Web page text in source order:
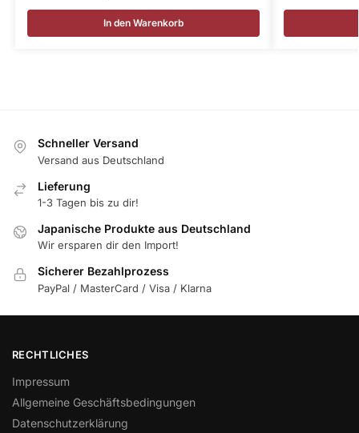
In den Warenkorb
Schneller Versand
Versand aus Deutschland
Lieferung
1-3 Tagen bis zu dir!
Japanische Produkte aus Deutschland
Wir ersparen dir den Import!
Sicherer Bezahlprozess
PayPal / MasterCard / Visa / Klarna
RECHTLICHES
Impressum
Allgemeine Geschäftsbedingungen
Datenschutzerklärung